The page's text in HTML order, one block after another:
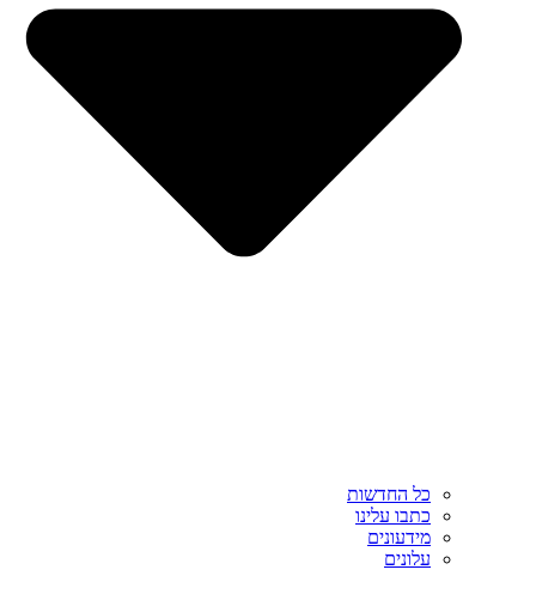
כל החדשות
כתבו עלינו
מידעונים
עלונים